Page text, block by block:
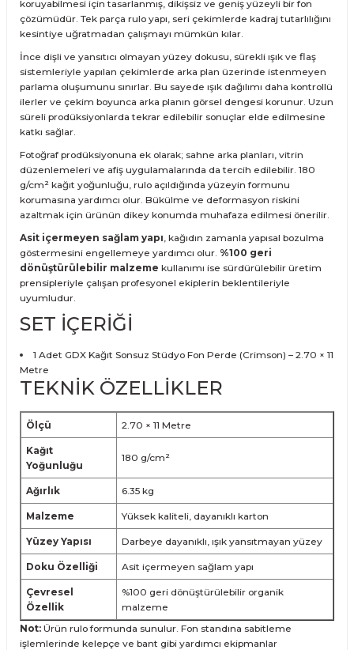
koruyabilmesi için tasarlanmış, dikişsiz ve geniş yüzeyli bir fon
çözümüdür. Tek parça rulo yapı, seri çekimlerde kadraj tutarlılığını
kesintiye uğratmadan çalışmayı mümkün kılar.
İnce dişli ve yansıtıcı olmayan yüzey dokusu, sürekli ışık ve flaş
sistemleriyle yapılan çekimlerde arka plan üzerinde istenmeyen
parlama oluşumunu sınırlar. Bu sayede ışık dağılımı daha kontrollü
ilerler ve çekim boyunca arka planın görsel dengesi korunur. Uzun
süreli prodüksiyonlarda tekrar edilebilir sonuçlar elde edilmesine
katkı sağlar.
Fotoğraf prodüksiyonuna ek olarak; sahne arka planları, vitrin
düzenlemeleri ve afiş uygulamalarında da tercih edilebilir. 180
g/cm² kağıt yoğunluğu, rulo açıldığında yüzeyin formunu
korumasına yardımcı olur. Bükülme ve deformasyon riskini
azaltmak için ürünün dikey konumda muhafaza edilmesi önerilir.
Asit içermeyen sağlam yapı, kağıdın zamanla yapısal bozulma
göstermesini engellemeye yardımcı olur. %100 geri
dönüştürülebilir malzeme kullanımı ise sürdürülebilir üretim
prensipleriyle çalışan profesyonel ekiplerin beklentileriyle
uyumludur.
SET İÇERİĞİ
1 Adet GDX Kağıt Sonsuz Stüdyo Fon Perde (Crimson) – 2.70 × 11
Metre
TEKNİK ÖZELLİKLER
Ölçü 2.70 × 11 Metre
Kağıt
Yoğunluğu
180 g/cm²
Ağırlık 6.35 kg
Malzeme Yüksek kaliteli, dayanıklı karton
Yüzey Yapısı Darbeye dayanıklı, ışık yansıtmayan yüzey
Doku Özelliği Asit içermeyen sağlam yapı
Çevresel
Özellik
%100 geri dönüştürülebilir organik
malzeme
Not: Ürün rulo formunda sunulur. Fon standına sabitleme
işlemlerinde kelepçe ve bant gibi yardımcı ekipmanlar